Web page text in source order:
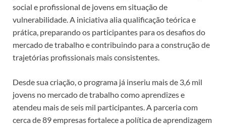
social e profissional de jovens em situação de
vulnerabilidade. A iniciativa alia qualificação teórica e
prática, preparando os participantes para os desafios do
mercado de trabalho e contribuindo para a construção de
trajetórias profissionais mais consistentes.
Desde sua criação, o programa já inseriu mais de 3,6 mil
jovens no mercado de trabalho como aprendizes e
atendeu mais de seis mil participantes. A parceria com
cerca de 89 empresas fortalece a política de aprendizagem